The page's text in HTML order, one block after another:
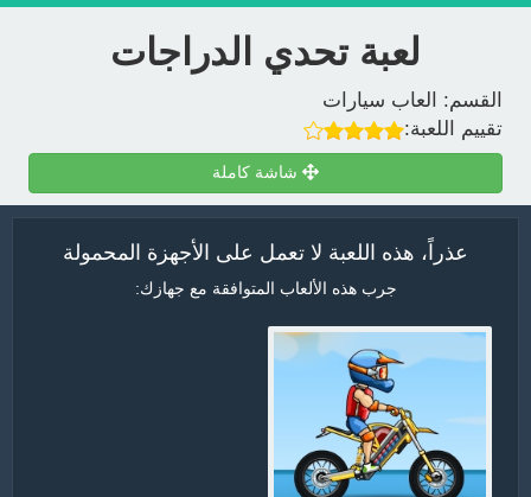
لعبة تحدي الدراجات
القسم:
العاب سيارات
تقييم اللعبة:
شاشة كاملة
عذراً، هذه اللعبة لا تعمل على الأجهزة المحمولة
جرب هذه الألعاب المتوافقة مع جهازك: